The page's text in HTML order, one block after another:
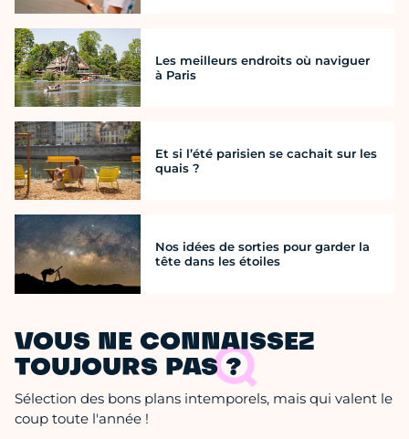
Les meilleurs endroits où naviguer
à Paris
Et si l’été parisien se cachait sur les
quais ?
Nos idées de sorties pour garder la
tête dans les étoiles
VOUS NE CONNAISSEZ
TOUJOURS PAS ?
Sélection des bons plans intemporels, mais qui valent le
coup toute l'année !